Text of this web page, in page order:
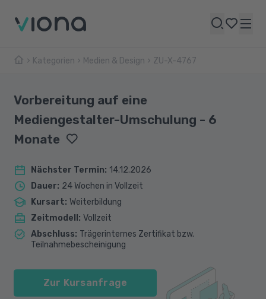
Kategorien Medien & Design ZU-X-4767
Vorbereitung auf eine
Mediengestalter-Umschulung - 6
Monate
Nächster Termin: 14.12.2026
Dauer: 24 Wochen in Vollzeit
Kursart: Weiterbildung
Zeitmodell : Vollzeit
Abschluss: Trägerinternes Zertifikat bzw.
Teilnahmebescheinigung
Zur Kursanfrage